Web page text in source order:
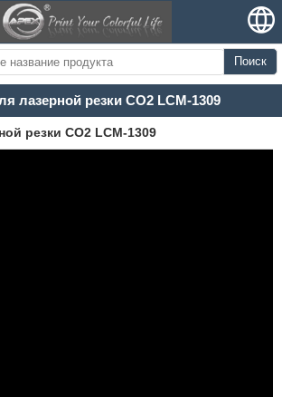
Поиск
лазерной резки CO2 LCM-1309
резки CO2 LCM-1309